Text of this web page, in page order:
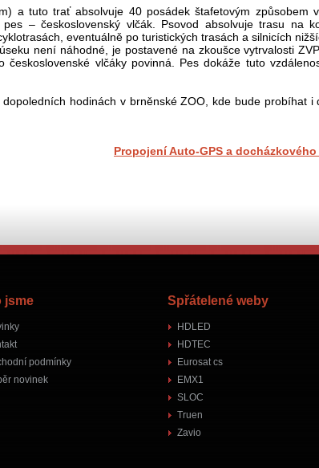
a tuto trať absolvuje 40 posádek štafetovým způsobem
– československý vlčák. Psovod absolvuje trasu na
eventuálně po turistických trasách a silnicích
není náhodné, je postavené na zkoušce vytrvalosti
vlčáky povinná. Pes dokáže tuto
hodinách v brněnské ZOO, kde bude probíhat i
Propojení Auto-GPS a docházkového
jsme
podmínky
novinek
Spřátelené weby
HDLED
HDTEC
Eurosat cs
EMX1
SLOC
Truen
Zavio